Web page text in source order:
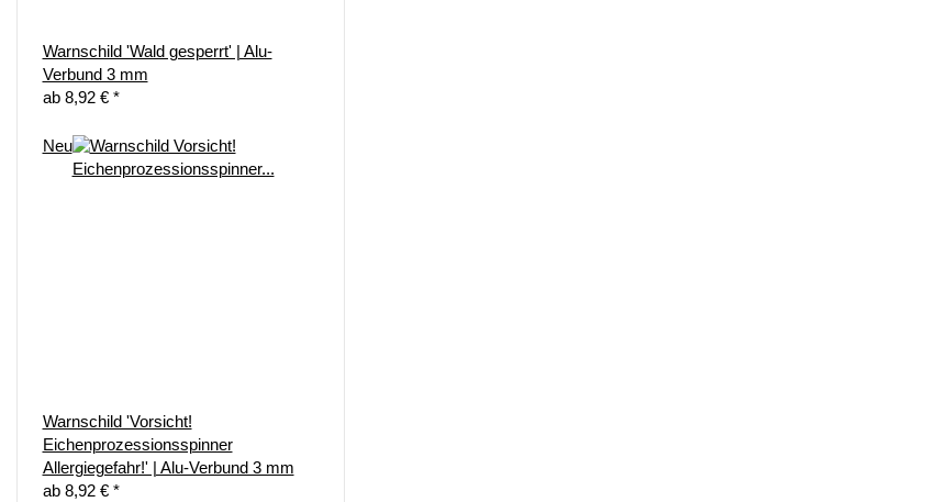
Warnschild 'Wald gesperrt' | Alu-
Verbund 3 mm
ab 8,92 € *
Neu
Warnschild 'Vorsicht!
Eichenprozessionsspinner
Allergiegefahr!' | Alu-Verbund 3 mm
ab 8,92 € *